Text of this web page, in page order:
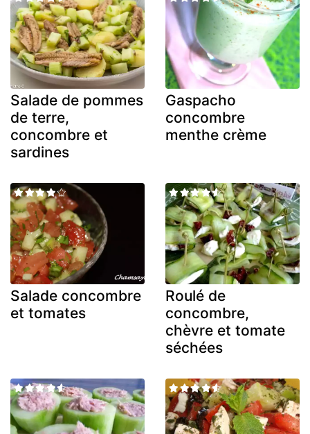
Salade de pommes
de terre,
concombre et
sardines
Gaspacho
concombre
menthe crème
Salade concombre
et tomates
Roulé de
concombre,
chèvre et tomate
séchées